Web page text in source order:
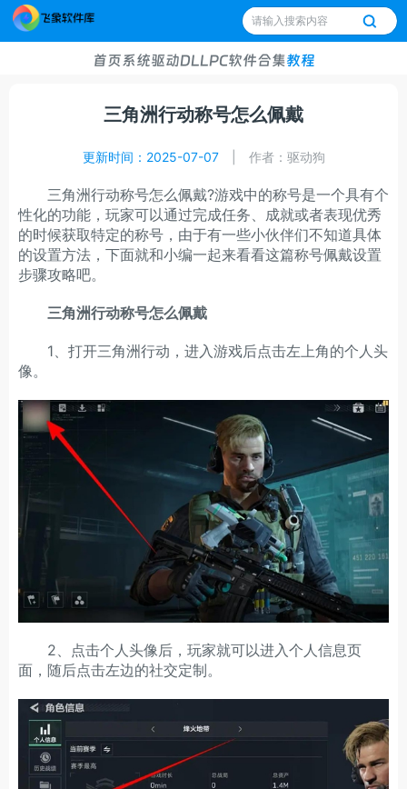
首页系统驱动DLLPC软件合集教程
三角洲行动称号怎么佩戴
更新时间：2025-07-07 作者：驱动狗
三角洲行动称号怎么佩戴?游戏中的称号是一个具有个
性化的功能，玩家可以通过完成任务、成就或者表现优秀
的时候获取特定的称号，由于有一些小伙伴们不知道具体
的设置方法，下面就和小编一起来看看这篇称号佩戴设置
步骤攻略吧。
三角洲行动称号怎么佩戴
1、打开三角洲行动，进入游戏后点击左上角的个人头
像。
2、点击个人头像后，玩家就可以进入个人信息页
面，随后点击左边的社交定制。